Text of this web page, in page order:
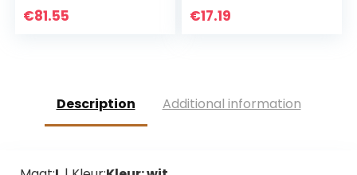
en Honden –
€81.55
+ Schroeven,
Huisdieren(wit)
€17.19
Description Additional information